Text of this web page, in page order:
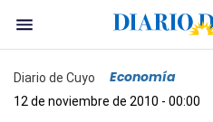
Diario de Cuyo Economía
12 de noviembre de 2010 - 00:00